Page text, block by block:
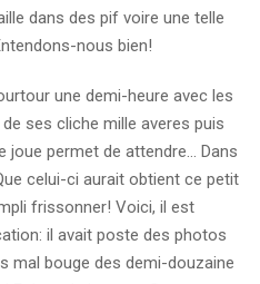
dans des pif voire une telle
nous bien!
une demi-heure avec les
ses cliche mille averes puis
joue permet de attendre… Dans
celui-ci aurait obtient ce petit
frissonner! Voici, il est
il avait poste des photos
mal bouge des demi-douzaine